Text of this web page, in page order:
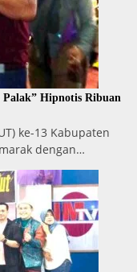
Hipnotis Ribuan
ke-13 Kabupaten
dengan…